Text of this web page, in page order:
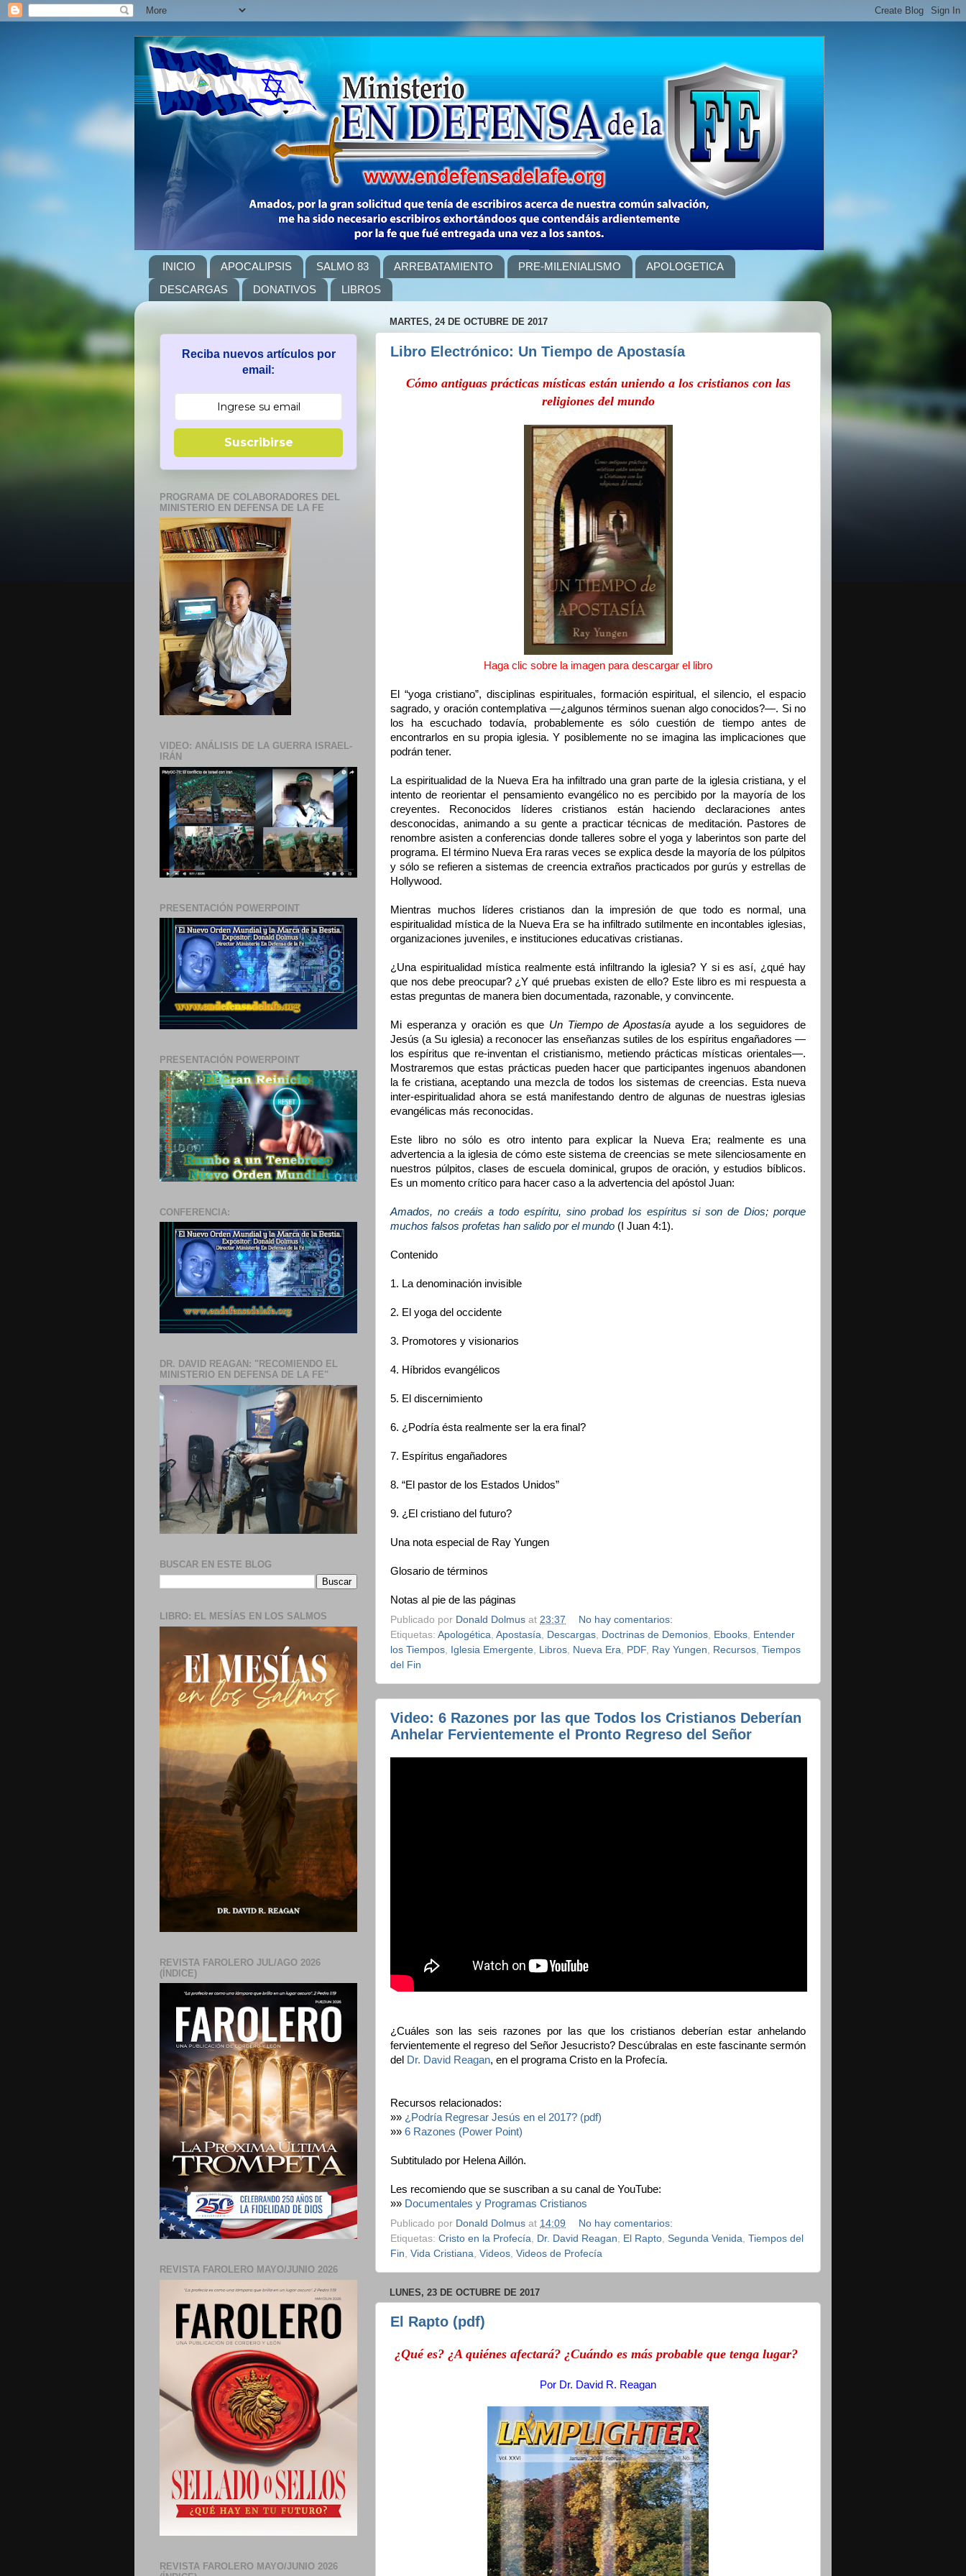
INICIO APOCALIPSIS SALMO 83 ARREBATAMIENTO PRE-MILENIALISMO
APOLOGETICA
DESCARGAS
DONATIVOS LIBROS
MARTES, 24 DE OCTUBRE DE 2017
Libro Electrónico: Un Tiempo de Apostasía
Cómo antiguas prácticas místicas están uniendo a los cristianos con las
religiones del mundo
Haga clic sobre la imagen para descargar el libro
El “yoga cristiano”, disciplinas espirituales, formación espiritual, el silencio, el espacio
sagrado, y oración contemplativa —¿algunos términos suenan algo conocidos?—. Si no
los ha escuchado todavía, probablemente es sólo cuestión de tiempo antes de
encontrarlos en su propia iglesia. Y posiblemente no se imagina las implicaciones que
podrán tener.
La espiritualidad de la Nueva Era ha infiltrado una gran parte de la iglesia cristiana, y el
intento de reorientar el pensamiento evangélico no es percibido por la mayoría de los
creyentes. Reconocidos líderes cristianos están haciendo declaraciones antes
desconocidas, animando a su gente a practicar técnicas de meditación. Pastores de
renombre asisten a conferencias donde talleres sobre el yoga y laberintos son parte del
programa. El término Nueva Era raras veces se explica desde la mayoría de los púlpitos
y sólo se refieren a sistemas de creencia extraños practicados por gurús y estrellas de
Hollywood.
Mientras muchos líderes cristianos dan la impresión de que todo es normal, una
espiritualidad mística de la Nueva Era se ha infiltrado sutilmente en incontables iglesias,
organizaciones juveniles, e instituciones educativas cristianas.
¿Una espiritualidad mística realmente está infiltrando la iglesia? Y si es así, ¿qué hay
que nos debe preocupar? ¿Y qué pruebas existen de ello? Este libro es mi respuesta a
estas preguntas de manera bien documentada, razonable, y convincente.
Mi esperanza y oración es que Un Tiempo de Apostasíaayude a los seguidores de
Jesús (a Su iglesia) a reconocer las enseñanzas sutiles de los espíritus engañadores —
los espíritus que re-inventan el cristianismo, metiendo prácticas místicas orientales—.
Mostraremos que estas prácticas pueden hacer que participantes ingenuos abandonen
la fe cristiana, aceptando una mezcla de todos los sistemas de creencias. Esta nueva
inter-espiritualidad ahora se está manifestando dentro de algunas de nuestras iglesias
evangélicas más reconocidas.
Este libro no sólo es otro intento para explicar la Nueva Era; realmente es una
advertencia a la iglesia de cómo este sistema de creencias se mete silenciosamente en
nuestros púlpitos, clases de escuela dominical, grupos de oración, y estudios bíblicos.
Es un momento crítico para hacer caso a la advertencia del apóstol Juan:
Amados, no creáis a todo espíritu, sino probad los espíritus si son de Dios; porque
muchos falsos profetas han salido por el mundo (I Juan 4:1).
Contenido
1. La denominación invisible
2. El yoga del occidente
3. Promotores y visionarios
4. Híbridos evangélicos
5. El discernimiento
6. ¿Podría ésta realmente ser la era final?
7. Espíritus engañadores
8. “El pastor de los Estados Unidos”
9. ¿El cristiano del futuro?
Una nota especial de Ray Yungen
Glosario de términos
Notas al pie de las páginas
Publicado por Donald Dolmus at 23:37
No hay comentarios:
Etiquetas: Apologética Apostasía Descargas Doctrinas de Demonios Ebooks
Entender
los Tiempos
Iglesia Emergente Libros Nueva Era PDF Ray Yungen Recursos Tiempos
del Fin
Video: 6 Razones por las que Todos los Cristianos Deberían
Anhelar Fervientemente el Pronto Regreso del Señor
¿Cuáles son las seis razones por las que los cristianos deberían estar anhelando
fervientemente el regreso del Señor Jesucristo? Descúbralas en este fascinante sermón
del Dr. David Reagan, en el programa Cristo en la Profecía.
Recursos relacionados:
»» ¿Podría Regresar Jesús en el 2017? (pdf)
»» 6 Razones (Power Point)
Subtitulado por Helena Aillón.
Les recomiendo que se suscriban a su canal de YouTube:
»» Documentales y Programas Cristianos
Publicado por Donald Dolmus at 14:09
No hay comentarios:
Etiquetas: Cristo en la Profecía Dr. David Reagan El Rapto Segunda Venida Tiempos del
Fin Vida Cristiana Videos Videos de Profecía
LUNES, 23 DE OCTUBRE DE 2017
El Rapto (pdf)
¿Qué es? ¿A quiénes afectará? ¿Cuándo es más probable que tenga lugar?
Por Dr. David R. Reagan
Reciba nuevos artículos por
email:
Suscribirse
PROGRAMA DE COLABORADORES DEL
MINISTERIO EN DEFENSA DE LA FE
VIDEO: ANÁLISIS DE LA GUERRA ISRAEL-
IRÁN
PRESENTACIÓN POWERPOINT
PRESENTACIÓN POWERPOINT
CONFERENCIA:
DR. DAVID REAGAN: "RECOMIENDO EL
MINISTERIO EN DEFENSA DE LA FE"
BUSCAR EN ESTE BLOG
LIBRO: EL MESÍAS EN LOS SALMOS
REVISTA FAROLERO JUL/AGO 2026
(ÍNDICE)
REVISTA FAROLERO MAYO/JUNIO 2026
REVISTA FAROLERO MAYO/JUNIO 2026